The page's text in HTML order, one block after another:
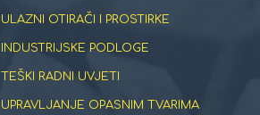
ULAZNI OTIRAČI I PROSTIRKE
INDUSTRIJSKE PODLOGE
TEŠKI RADNI UVJETI
UPRAVLJANJE OPASNIM TVARIMA